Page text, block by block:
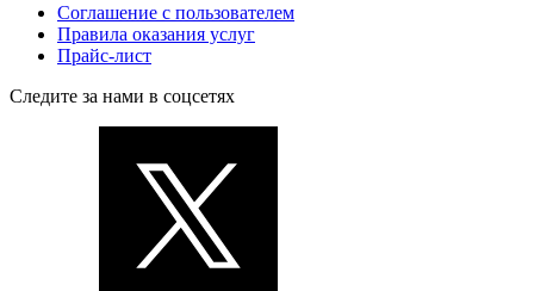
Соглашение с пользователем
Правила оказания услуг
Прайс-лист
Следите за нами в соцсетях